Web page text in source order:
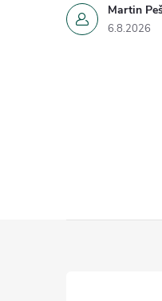
Martin
6.8.2026